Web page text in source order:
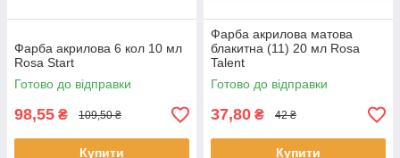
Фарба акрилова 6 кол 10 мл
Rosa Start
Готово до відправки
98,55 ₴ 109,50 ₴
Купити
Фарба акрилова матова
блакитна (11) 20 мл Rosa
Talent
Готово до відправки
37,80 ₴ 42 ₴
Купити